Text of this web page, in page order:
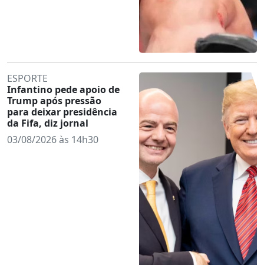
ESPORTE
Infantino pede apoio de
Trump após pressão
para deixar presidência
da Fifa, diz jornal
03/08/2026 às 14h30